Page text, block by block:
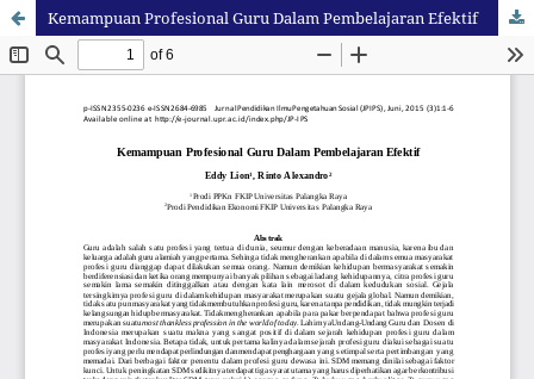
Kemampuan Profesional Guru Dalam Pembelajaran Efektif